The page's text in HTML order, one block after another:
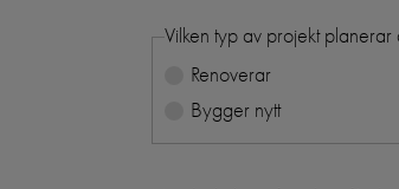
Vilken typ av projekt planerar
Renoverar
Bygger nytt